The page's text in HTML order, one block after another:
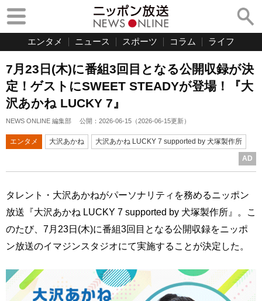
エンタメ ニュース スポーツ コラム ライフ
7月23日(木)に番組3回目となる公開収録が決
定！ゲストにSWEET STEADYが登場！『大
沢あかね LUCKY 7』
NEWS ONLINE 編集部 公開： 2026-06-15 （2026-06-15更新）
エンタメ 大沢あかね 大沢あかね LUCKY 7 supported by 犬塚製作所
AD
タレント・大沢あかねがパーソナリティを務めるニッポン
放送『大沢あかね LUCKY 7 supported by 犬塚製作所』。こ
のたび、7月23日(木)に番組3回目となる公開収録をニッポ
ン放送のイマジンスタジオにて実施することが決定した。